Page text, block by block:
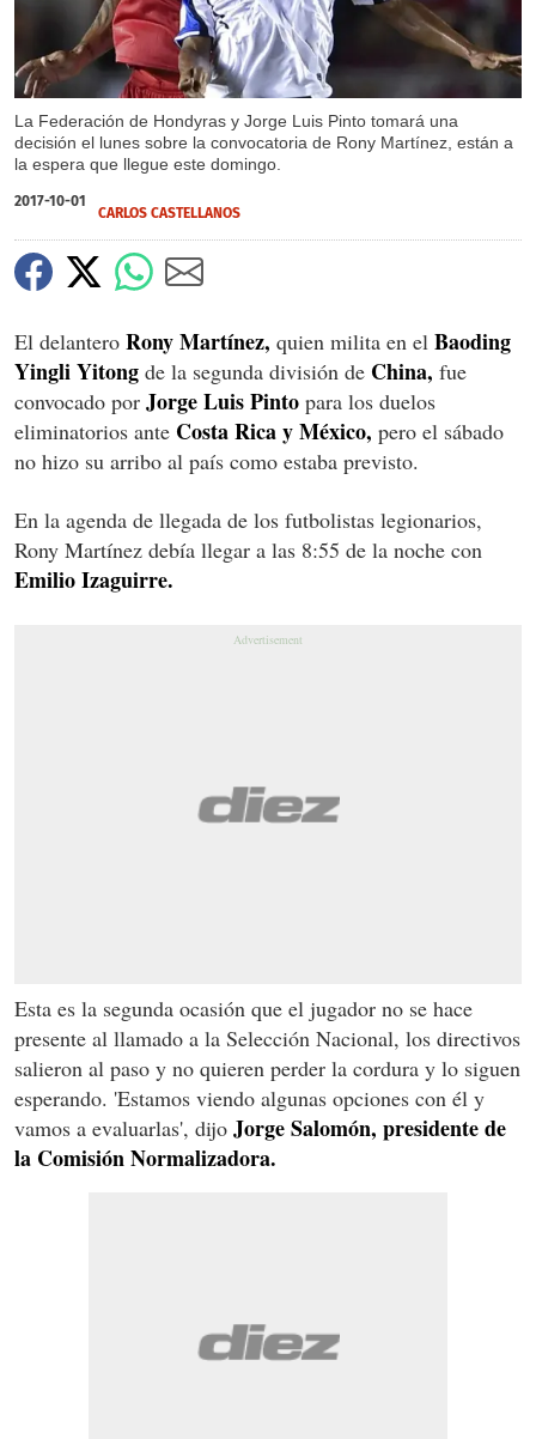
La Federación de Hondyras y Jorge Luis Pinto tomará una
decisión el lunes sobre la convocatoria de Rony Martínez, están a
la espera que llegue este domingo.
2017-10-01
CARLOS CASTELLANOS
El delantero Rony Martínez, quien milita en el Baoding
Yingli Yitong de la segunda división de China, fue
convocado por Jorge Luis Pinto para los duelos
eliminatorios ante Costa Rica y México, pero el sábado
no hizo su arribo al país como estaba previsto.
En la agenda de llegada de los futbolistas legionarios,
Rony Martínez debía llegar a las 8:55 de la noche con
Emilio Izaguirre.
Esta es la segunda ocasión que el jugador no se hace
presente al llamado a la Selección Nacional, los directivos
salieron al paso y no quieren perder la cordura y lo siguen
esperando. 'Estamos viendo algunas opciones con él y
vamos a evaluarlas', dijo Jorge Salomón, presidente de
la Comisión Normalizadora.